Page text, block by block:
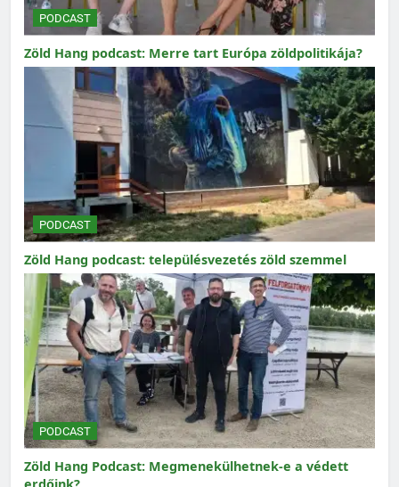
PODCAST
Zöld Hang podcast: Merre tart Európa zöldpolitikája?
PODCAST
Zöld Hang podcast: településvezetés zöld szemmel
PODCAST
Zöld Hang Podcast: Megmenekülhetnek-e a védett